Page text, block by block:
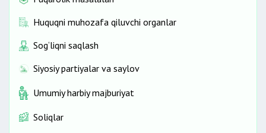
Huquqni muhozafa qiluvchi organlar
Sog‘liqni saqlash
Siyosiy partiyalar va saylov
Umumiy harbiy majburiyat
Soliqlar